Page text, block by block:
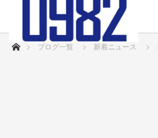
ホームブログ一覧 新着ニュース